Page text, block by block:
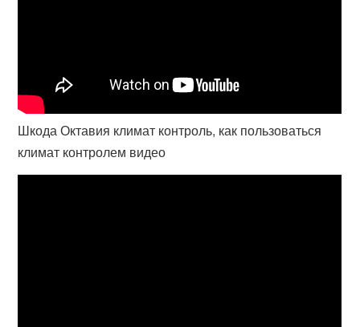
Шкода Октавия климат контроль, как пользоваться
климат контролем видео